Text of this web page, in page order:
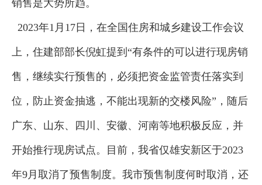
销售是大势所趋。
2023年1月17日，在全国住房和城乡建设工作会议
上，住建部部长倪虹提到“有条件的可以进行现房销
售，继续实行预售的，必须把资金监管责任落实到
位，防止资金抽逃，不能出现新的交楼风险”，随后
广东、山东、四川、安徽、河南等地积极反应，并
开始推行现房试点。目前，我省仅雄安新区于2023
年9月取消了预售制度。我市预售制度何时取消，还